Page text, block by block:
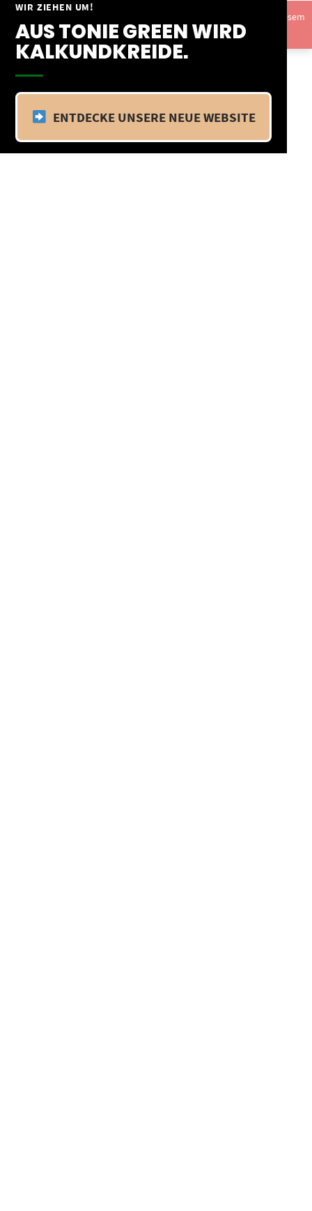
WIR ZIEHEN UM!
AUS TONIE GREEN WIRD
KALKUNDKREIDE.
ENTDECKE UNSERE NEUE WEBSITE
Springe
Inhalt
Vom 09.04.25 - 20.04.25 befinden wir uns im Betriebsurlaub. In diesem
Zeitraum findet kein Versand statt.Ausblenden